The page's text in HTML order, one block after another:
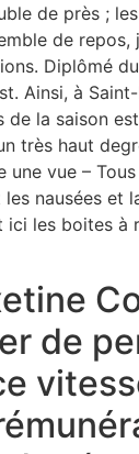
de près ;
de repos,
Diplômé
Ainsi, à
la saison
très haut
vue –
nausées et
les boites à
de